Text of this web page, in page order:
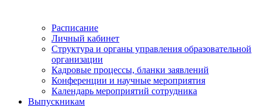
Расписание
Личный кабинет
Структура и органы управления образовательной
организации
Кадровые процессы, бланки заявлений
Конференции и научные мероприятия
Календарь мероприятий сотрудника
Выпускникам